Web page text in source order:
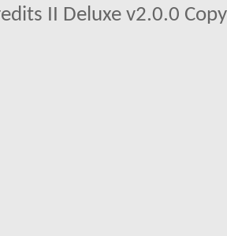
II Deluxe v2.0.0